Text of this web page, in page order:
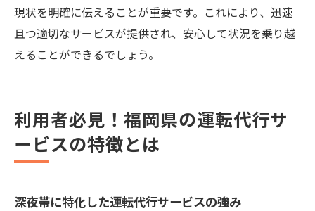
現状を明確に伝えることが重要です。これにより、迅速
且つ適切なサービスが提供され、安心して状況を乗り越
えることができるでしょう。
利用者必見！福岡県の運転代行サ
ービスの特徴とは
深夜帯に特化した運転代行サービスの強み